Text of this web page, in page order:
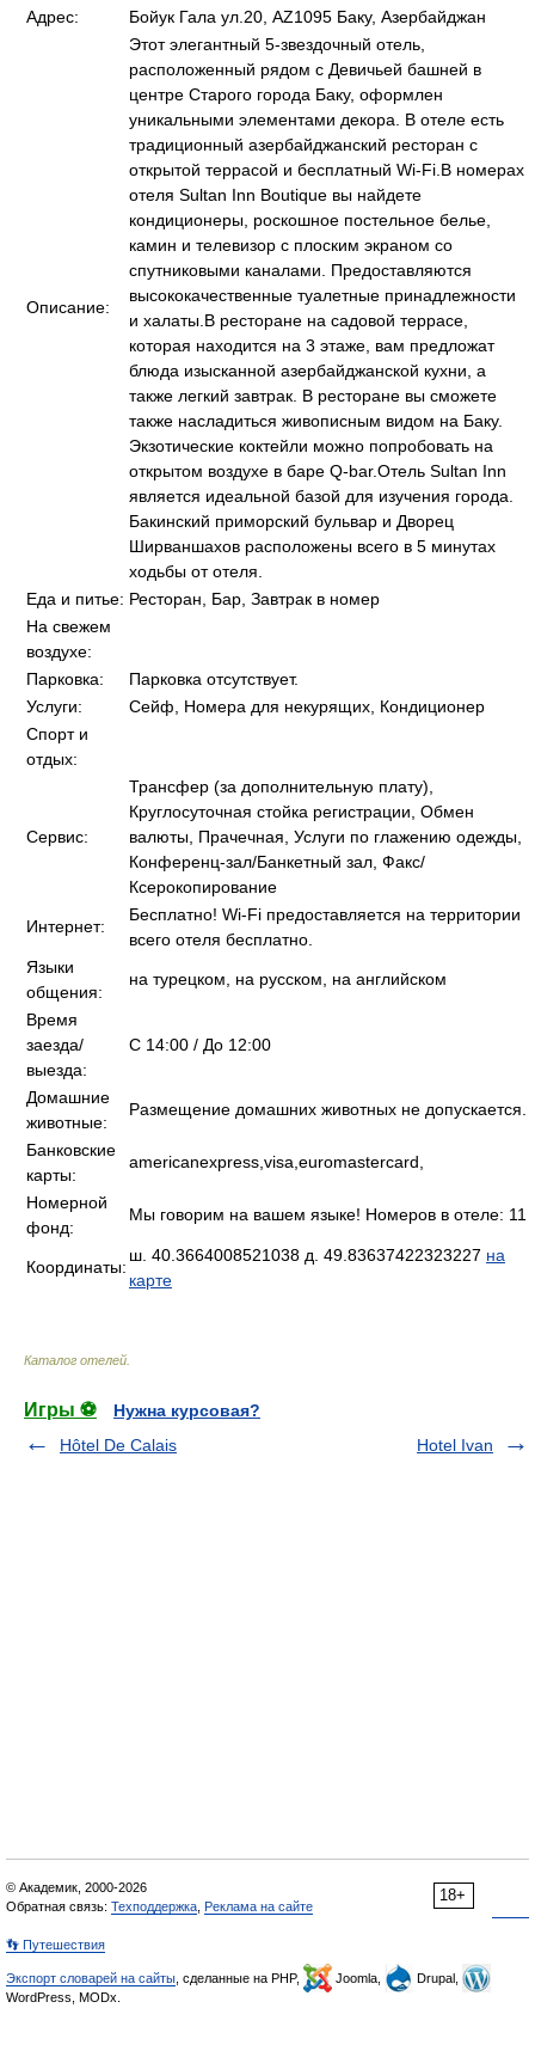
Адрес: Бойук Гала ул.20, AZ1095 Баку, Азербайджан
Описание:
Этот элегантный 5-звездочный отель,
расположенный рядом с Девичьей башней в
центре Старого города Баку, оформлен
уникальными элементами декора. В отеле есть
традиционный азербайджанский ресторан с
открытой террасой и бесплатный Wi-Fi.В номерах
отеля Sultan Inn Boutique вы найдете
кондиционеры, роскошное постельное белье,
камин и телевизор с плоским экраном со
спутниковыми каналами. Предоставляются
высококачественные туалетные принадлежности
и халаты.В ресторане на садовой террасе,
которая находится на 3 этаже, вам предложат
блюда изысканной азербайджанской кухни, а
также легкий завтрак. В ресторане вы сможете
также насладиться живописным видом на Баку.
Экзотические коктейли можно попробовать на
открытом воздухе в баре Q-bar.Отель Sultan Inn
является идеальной базой для изучения города.
Бакинский приморский бульвар и Дворец
Ширваншахов расположены всего в 5 минутах
ходьбы от отеля.
Еда и питье: Ресторан, Бар, Завтрак в номер
На свежем
воздухе:
Парковка:
Парковка отсутствует.
Услуги:
Сейф, Номера для некурящих, Кондиционер
Спорт и
отдых:
Сервис:
Трансфер (за дополнительную плату),
Круглосуточная стойка регистрации, Обмен
валюты, Прачечная, Услуги по глажению одежды,
Конференц-зал/Банкетный зал, Факс/
Ксерокопирование
Интернет:
Бесплатно! Wi-Fi предоставляется на территории
всего отеля бесплатно.
Языки
общения:
на турецком, на русском, на английском
Время
заезда/
выезда:
C 14:00 / До 12:00
Домашние
животные:
Размещение домашних животных не допускается.
Банковские
карты:
americanexpress,visa,euromastercard,
Номерной
фонд:
Мы говорим на вашем языке! Номеров в отеле: 11
Координаты:
ш. 40.3664008521038 д. 49.83637422323227 на
карте
Каталог отелей
Игры ⚽
Нужна курсовая?
Hôtel De Calais
Hotel Ivan
18+
© Академик, 2000-2026
Обратная связь: Техподдержка Реклама на сайте
👣 Путешествия
Экспорт словарей на сайты , сделанные на PHP, Joomla,
Drupal,
WordPress, MODx.